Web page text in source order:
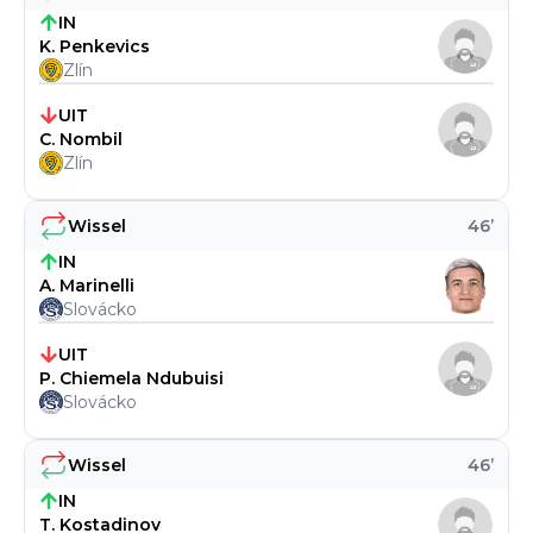
Wissel 46’
IN
T. Kostadinov
Wissel 46’
IN
A. Marinelli
Slovácko
UIT
P. Chiemela Ndubuisi
Slovácko
IN
K. Penkevics
Zlín
UIT
C. Nombil
Zlín